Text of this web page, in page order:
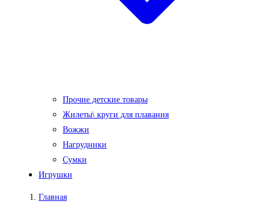
Прочие детские товары
Жилеты\ круги для плавания
Вожжи
Нагрудники
Сумки
Игрушки
Главная